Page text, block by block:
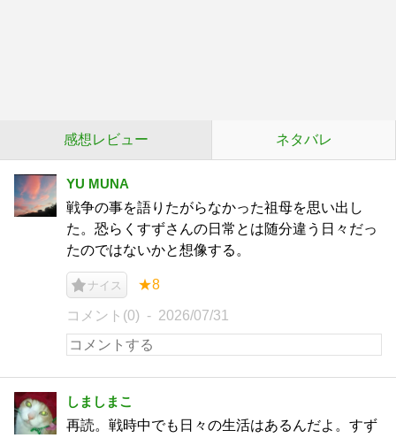
感想レビュー ネタバレ
YU MUNA
戦争の事を語りたがらなかった祖母を思い出し
た。恐らくすずさんの日常とは随分違う日々だっ
たのではないかと想像する。
ナイス ★8
コメント(0) 2026/07/31
しましまこ
再読。戦時中でも日々の生活はあるんだよ。すず